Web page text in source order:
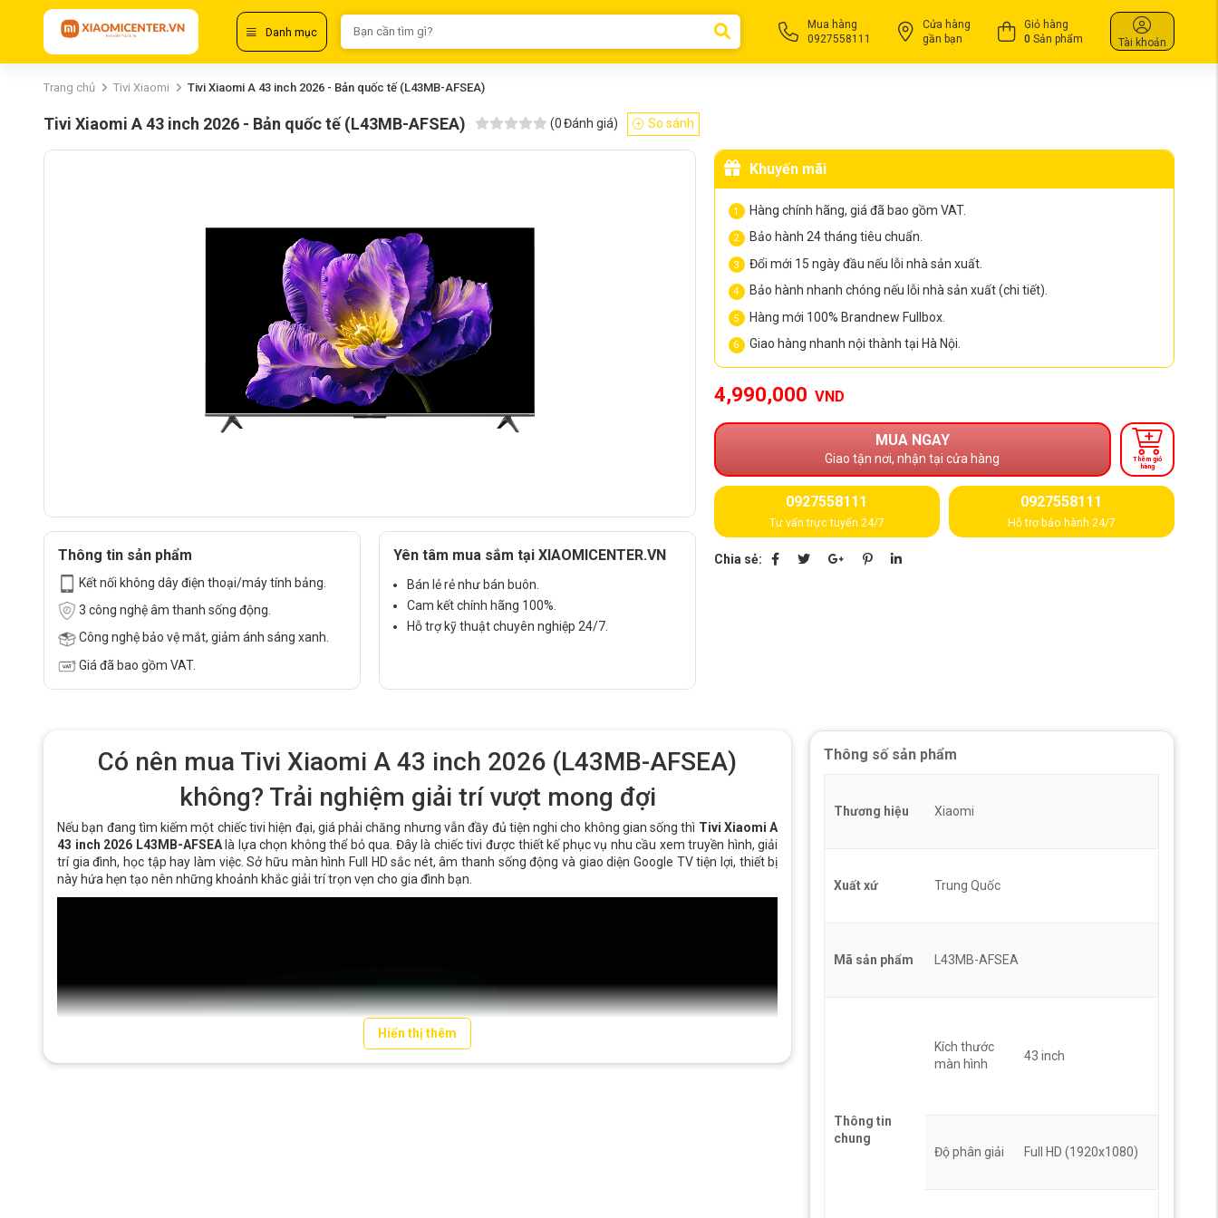
Danh mục
Mua hàng
0927558111
Cửa hàng
gần bạn
Giỏ hàng
0 Sản phẩm Tài khoản
Trang chủ Tivi Xiaomi Tivi Xiaomi A 43 inch 2026 - Bản quốc tế (L43MB-AFSEA)
Tivi Xiaomi A 43 inch 2026 - Bản quốc tế (L43MB-AFSEA) (0Đánh giá) So sánh
Thông tin sản phẩm
Kết nối không dây điện thoại/máy tính bảng.
3 công nghệ âm thanh sống động.
Công nghệ bảo vệ mắt, giảm ánh sáng xanh.
Giá đã bao gồm VAT.
Yên tâm mua sắm tại XIAOMICENTER.VN
Bán lẻ rẻ như bán buôn.
Cam kết chính hãng 100%.
Hỗ trợ kỹ thuật chuyên nghiệp 24/7.
Khuyến mãi
Hàng chính hãng, giá đã bao gồm VAT.
Bảo hành 24 tháng tiêu chuẩn.
Đổi mới 15 ngày đầu nếu lỗi nhà sản xuất.
Bảo hành nhanh chóng nếu lỗi nhà sản xuất (chi tiết).
Hàng mới 100% Brandnew Fullbox.
Giao hàng nhanh nội thành tại Hà Nội.
4,990,000 VND
MUA NGAY
Giao tận nơi, nhận tại cửa hàng
Thêm giỏ
hàng
0927558111
Tư vấn trực tuyến 24/7
0927558111
Hỗ trợ bảo hành 24/7
Chia sẻ:
Có nên mua Tivi Xiaomi A 43 inch 2026 (L43MB-AFSEA)
không? Trải nghiệm giải trí vượt mong đợi
Nếu bạn đang tìm kiếm một chiếc tivi hiện đại, giá phải chăng nhưng vẫn đầy đủ tiện nghi cho không gian sống thì Tivi Xiaomi A
43 inch 2026 L43MB-AFSEAlà lựa chọn không thể bỏ qua. Đây là chiếc tivi được thiết kế phục vụ nhu cầu xem truyền hình, giải
trí gia đình, học tập hay làm việc. Sở hữu màn hình Full HD sắc nét, âm thanh sống động và giao diện Google TV tiện lợi, thiết bị
này hứa hẹn tạo nên những khoảnh khắc giải trí trọn vẹn cho gia đình bạn.
Hiển thị thêm
Thông số sản phẩm
Thương hiệu Xiaomi
Xuất xứ Trung Quốc
Mã sản phẩm L43MB-AFSEA
Thông tin
chung
Kích thước
màn hình
43 inch
Độ phân giải Full HD (1920x1080)